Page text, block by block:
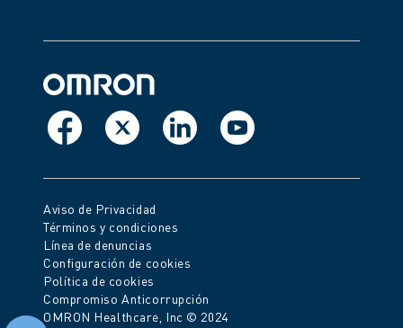
Aviso de Privacidad
Términos y condiciones
Línea de denuncias
Configuración de cookies
Política de cookies
Compromiso Anticorrupción
OMRON Healthcare, Inc © 2024